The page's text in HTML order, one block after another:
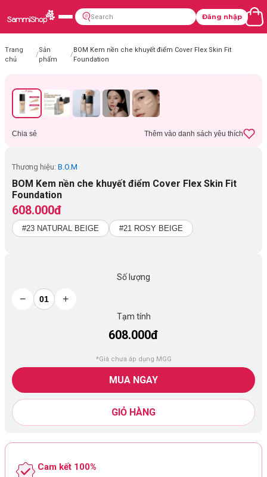
Đăng nhập
Trang
chủ
/
Sản
phẩm
/
BOM Kem nền che khuyết điểm Cover Flex Skin Fit
Foundation
Chia sẻ Thêm vào danh sách yêu thích
Thương hiệu: B.O.M
BOM Kem nền che khuyết điểm Cover Flex Skin Fit
Foundation
608.000đ
#23 NATURAL BEIGE #21 ROSY BEIGE
Số lượng
− +
Tạm tính
608.000đ
*Giá chưa áp dụng MGG
MUA NGAY
GIỎ HÀNG
Cam kết 100%